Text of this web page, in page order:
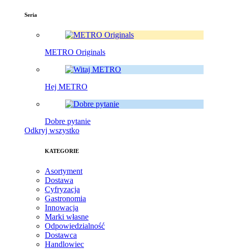
Seria
METRO Originals
Hej METRO
Dobre pytanie
Odkryj wszystko
KATEGORIE
Asortyment
Dostawa
Cyfryzacja
Gastronomia
Innowacja
Marki własne
Odpowiedzialność
Dostawca
Handlowiec